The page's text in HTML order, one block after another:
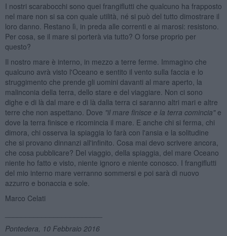
I nostri scarabocchi sono quei frangiflutti che qualcuno ha frapposto
nel mare non si sa con quale utilità, né si può del tutto dimostrare il
loro danno. Restano lì, in preda alle correnti e ai marosi: resistono.
Per cosa, se il mare si porterà via tutto? O forse proprio per
questo?
Il nostro mare è interno, in mezzo a terre ferme. Immagino che
qualcuno avrà visto l'Oceano e sentito il vento sulla faccia e lo
struggimento che prende gli uomini davanti al mare aperto, la
malinconia della terra, dello stare e del viaggiare. Non ci sono
dighe e di là dal mare e di là dalla terra ci saranno altri mari e altre
terre che non aspettano. Dove "il mare finisce e la terra comincia"e
dove la terra finisce e ricomincia il mare. E anche chi si ferma, chi
dimora, chi osserva la spiaggia lo farà con l'ansia e la solitudine
che si provano dinnanzi all'infinito. Cosa mai devo scrivere ancora,
che cosa pubblicare? Del viaggio, della spiaggia, del mare Oceano
niente ho fatto e visto, niente ignoro e niente conosco. I frangiflutti
del mio interno mare verranno sommersi e poi sarà di nuovo
azzurro e bonaccia e sole.
Marco Celati
Pontedera, 10 Febbraio 2016